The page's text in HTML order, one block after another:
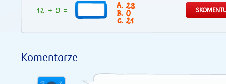
28
0
21
Komentarze